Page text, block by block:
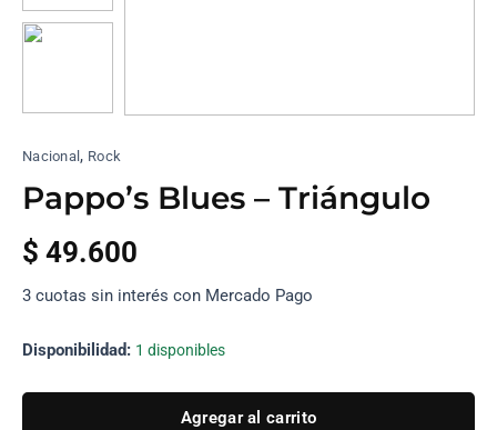
Nacional , Rock
Pappo’s Blues – Triángulo
$ 49.600
3 cuotas sin interés con Mercado Pago
Disponibilidad: 1 disponibles
Agregar al carrito